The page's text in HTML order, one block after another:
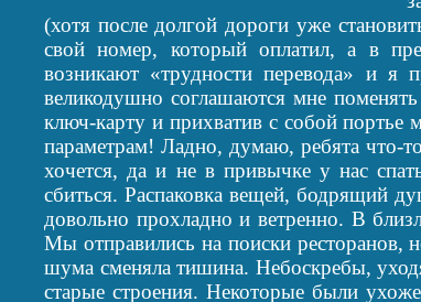
(хотя после долгой дороги уже
свой номер, который оплатил, а в
возникают «трудности перевода» и
великодушно соглашаются мне
ключ-карту и прихватив с собой
параметрам! Ладно, думаю, ребята что-
хочется, да и не в привычке у нас
сбиться. Распаковка вещей, бодрящий
довольно прохладно и ветренно. В
Мы отправились на поиски ресторанов,
шума сменяла тишина. Небоскребы,
старые строения. Некоторые были